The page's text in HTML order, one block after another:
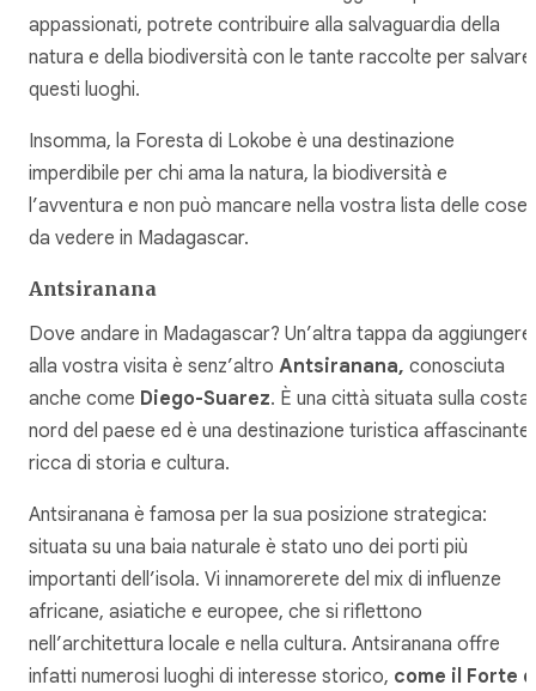
appassionati, potrete contribuire alla salvaguardia della
natura e della biodiversità con le tante raccolte per salvare
questi luoghi.
Insomma, la Foresta di Lokobe è una destinazione
imperdibile per chi ama la natura, la biodiversità e
l’avventura e non può mancare nella vostra lista delle cose
da vedere in Madagascar.
Antsiranana
Dove andare in Madagascar? Un’altra tappa da aggiungere
alla vostra visita è senz’altro Antsiranana, conosciuta
anche come Diego-Suarez. È una città situata sulla costa
nord del paese ed è una destinazione turistica affascinante
ricca di storia e cultura.
Antsiranana è famosa per la sua posizione strategica:
situata su una baia naturale è stato uno dei porti più
importanti dell’isola. Vi innamorerete del mix di influenze
africane, asiatiche e europee, che si riflettono
nell’architettura locale e nella cultura. Antsiranana offre
infatti numerosi luoghi di interesse storico, come il Forte